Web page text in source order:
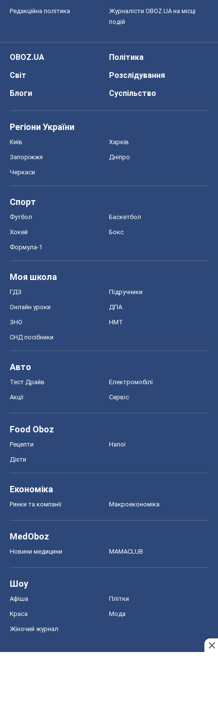
Редакційна політика
Журналісти OBOZ.UA на місці
подій
OBOZ.UA
Політика
Світ
Розслідування
Блоги
Суспільство
Регіони України
Київ Харків
Запоріжжя Дніпро
Черкаси
Спорт
Футбол Баскетбол
Хокей Бокс
Формула-1
Моя школа
ГДЗ Підручники
Онлайн уроки ДПА
ЗНО НМТ
СНД посібники
Авто
Тест Драйв Електромобілі
Акції Сервіс
Food Oboz
Рецепти Напої
Дієти
Економіка
Ринки та компанії Макроекономіка
MedOboz
Новини медицини MAMACLUB
Шоу
Афіша Плітки
Краса Мода
Жіночий журнал